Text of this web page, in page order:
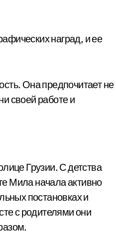
наград, и ее
Она предпочитает не
своей работе и
Грузии. С детства
Мила начала активно
постановках и
с родителями они